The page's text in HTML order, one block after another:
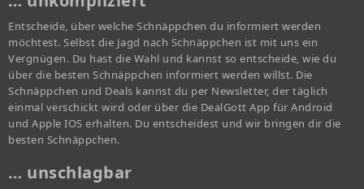
Entscheide, über welche Schnäppchen du informiert werden
möchtest. Selbst die Jagd nach Schnäppchen ist mit uns ein
Vergnügen. Du hast die Wahl und kannst so entscheide, wie du
über die besten Schnäppchen informiert werden willst. Die
Schnäppchen und Deals kannst du per Newsletter, der täglich
einmal verschickt wird oder über die DealGott App für Android
und Apple IOS erhalten. Du entscheidest und wir bringen dir die
besten Schnäppchen.
… unschlagbar